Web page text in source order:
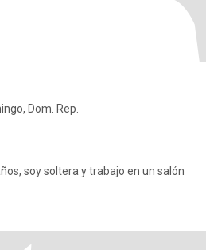
Dom. Rep.
soy soltera y trabajo en un salón